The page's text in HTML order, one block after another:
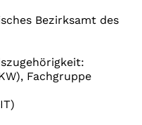
Bezirksamt des
Fachgruppe